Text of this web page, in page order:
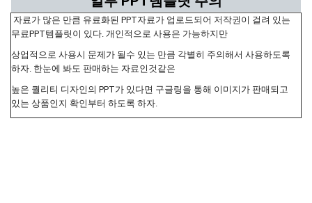
자료가 많은 만큼 유료화된 PPT자료가 업로드되어 저작권이 걸려 있는
무료PPT템플릿이 있다. 개인적으로 사용은 가능하지만
상업적으로 사용시 문제가 될수 있는 만큼 각별히 주의해서 사용하도록
하자. 한눈에 봐도 판매하는 자료인것같은
높은 퀄리티 디자인의 PPT가 있다면 구글링을 통해 이미지가 판매되고
있는 상품인지 확인부터 하도록 하자.